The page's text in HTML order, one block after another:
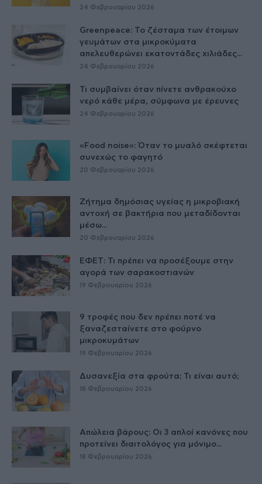
24 Φεβρουαρίου 2026
Greenpeace: Το ζέσταμα των έτοιμων
γευμάτων στα μικροκύματα
απελευθερώνει εκατοντάδες χιλιάδες...
24 Φεβρουαρίου 2026
Τι συμβαίνει όταν πίνετε ανθρακούχο
νερό κάθε μέρα, σύμφωνα με έρευνες
24 Φεβρουαρίου 2026
«Food noise»: Όταν το μυαλό σκέφτεται
συνεχώς το φαγητό
20 Φεβρουαρίου 2026
Ζήτημα δημόσιας υγείας η μικροβιακή
αντοχή σε βακτήρια που μεταδίδονται
μέσω...
20 Φεβρουαρίου 2026
ΕΦΕΤ: Τι πρέπει να προσέξουμε στην
αγορά των σαρακοστιανών
19 Φεβρουαρίου 2026
9 τροφές που δεν πρέπει ποτέ να
ξαναζεσταίνετε στο φούρνο
μικροκυμάτων
19 Φεβρουαρίου 2026
Δυσανεξία στα φρούτα; Τι είναι αυτό;
18 Φεβρουαρίου 2026
Απώλεια βάρους: Οι 3 απλοί κανόνες που
προτείνει διαιτολόγος για μόνιμο...
18 Φεβρουαρίου 2026